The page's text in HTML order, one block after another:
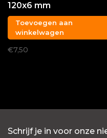
120x6 mm
Toevoegen aan
winkelwagen
€7,50
Schrijf je in voor onze